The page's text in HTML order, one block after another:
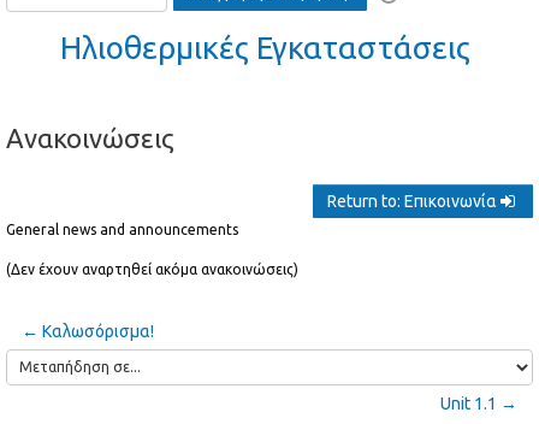
курсове
Ηλιοθερμικές Εγκαταστάσεις
Ανακοινώσεις
Return to: Επικοινωνία
General news and announcements
(Δεν έχουν αναρτηθεί ακόμα ανακοινώσεις)
← Καλωσόρισμα!
Μεταπήδηση
σε...
Unit 1.1 →